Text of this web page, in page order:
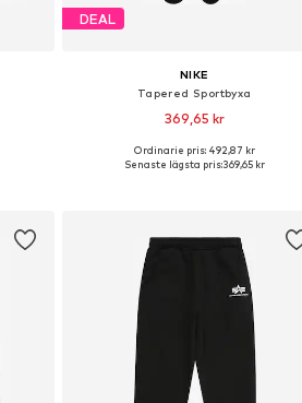
DEAL
NIKE
Tapered Sportbyxa
369,65 kr
Tillgänglig i många storlekar
Ordinarie pris: 492,87 kr
Senaste lägsta pris:369,65 kr